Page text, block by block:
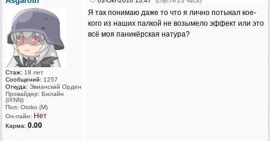
Стаж: 18 лет
Сообщений: 1257
Откуда: Эвианский Орден
Провайдер: Билайн
(IXNN)
Пол: Otoko (M)
Он-лайн: Нет
Карма: 0.00
Я так понимаю даже то что я лично потыкал кое-
кого из наших палкой не возымело эффект или это
всё моя паникёрская натура?